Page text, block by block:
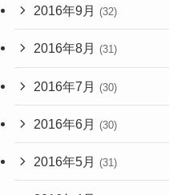
2016年9月 (32)
2016年8月 (31)
2016年7月 (30)
2016年6月 (30)
2016年5月 (31)